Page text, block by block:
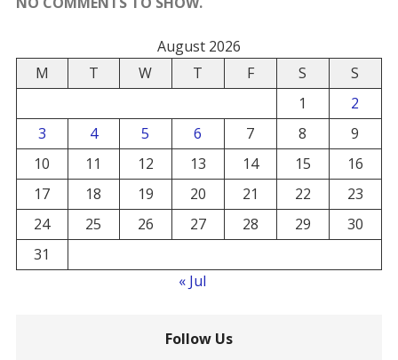
August 2026
M
T W T F S
S
1
2
3
4 5 6 7 8
9
10
11 12 13 14 15
16
17
18 19 20 21 22
23
24
25 26 27 28 29
30
31
« Jul
Follow Us